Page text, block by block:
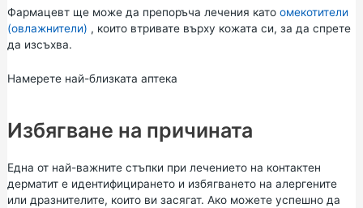
Фармацевт ще може да препоръча лечения като омекотители
(овлажнители) , които втривате върху кожата си, за да спрете
да изсъхва.
Намерете най-близката аптека
Избягване на причината
Една от най-важните стъпки при лечението на контактен
дерматит е идентифицирането и избягването на алергените
или дразнителите, които ви засягат. Ако можете успешно да